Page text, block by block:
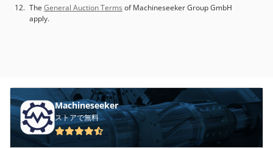
The General Auction Terms of Machineseeker Group GmbH
apply.
Machineseeker
ストアで無料